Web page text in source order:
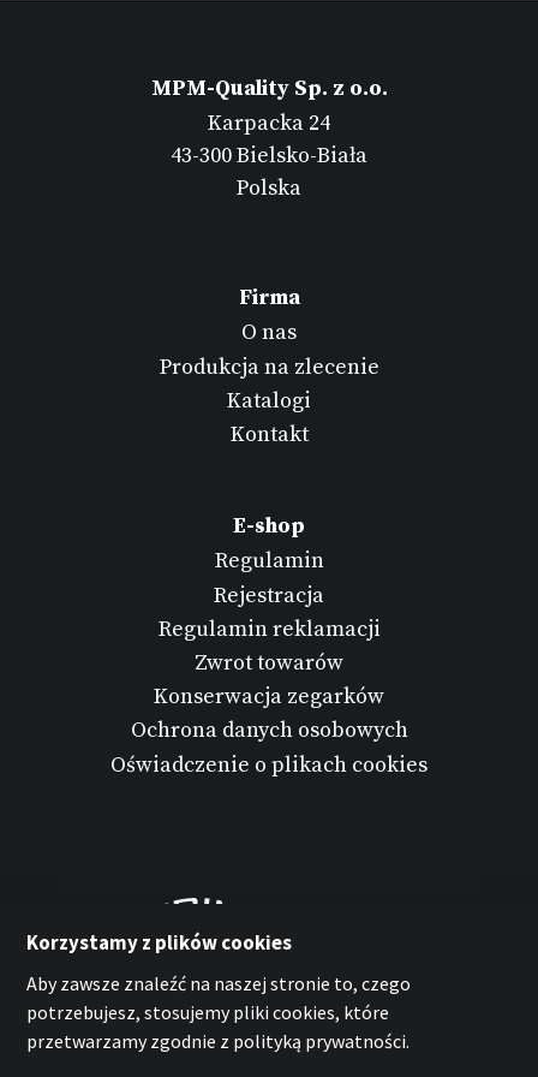
MPM-Quality Sp. z o.o.
Karpacka 24
43-300 Bielsko-Biała
Polska
Firma
O nas
Produkcja na zlecenie
Katalogi
Kontakt
E-shop
Regulamin
Rejestracja
Regulamin reklamacji
Zwrot towarów
Konserwacja zegarków
Ochrona danych osobowych
Oświadczenie o plikach cookies
Korzystamy z plików cookies
Aby zawsze znaleźć na naszej stronie to, czego
potrzebujesz, stosujemy pliki cookies, które
przetwarzamy zgodnie z polityką prywatności.